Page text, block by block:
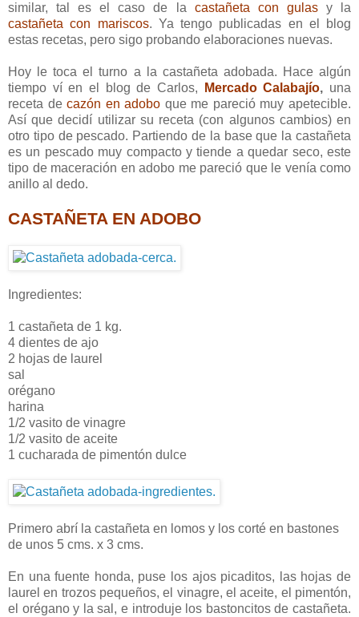
similar, tal es el caso de la castañeta con gulasy la
castañeta con mariscos. Ya tengo publicadas en el blog
estas recetas, pero sigo probando elaboraciones nuevas.
Hoy le toca el turno a la castañeta adobada. Hace algún
tiempo ví en el blog de Carlos,
Mercado Calabajío, una
receta de cazón en adobo que me pareció muy apetecible.
Así que decidí utilizar su receta (con algunos cambios) en
otro tipo de pescado. Partiendo de la base que la castañeta
es un pescado muy compacto y tiende a quedar seco, este
tipo de maceración en adobo me pareció que le venía como
anillo al dedo.
CASTAÑETA EN ADOBO
Ingredientes:
1 castañeta de 1 kg.
4 dientes de ajo
2 hojas de laurel
sal
orégano
harina
1/2 vasito de vinagre
1/2 vasito de aceite
1 cucharada de pimentón dulce
Primero abrí la castañeta en lomos y los corté en bastones
de unos 5 cms. x 3 cms.
En una fuente honda, puse los ajos picaditos, las hojas de
laurel en trozos pequeños, el vinagre, el aceite, el pimentón,
el orégano y la sal, e introduje los bastoncitos de castañeta.